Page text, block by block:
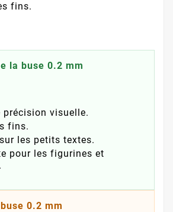
fins.
la buse 0.2 mm
précision visuelle.
fins.
les petits textes.
pour les figurines et
0.2 mm